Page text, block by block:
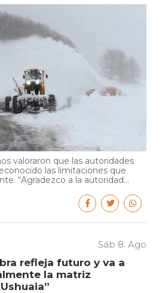
valoraron que las autoridades
las limitaciones que
“Agradezco a la autoridad...
Sáb 8. Ago
refleja futuro y va a
la matriz